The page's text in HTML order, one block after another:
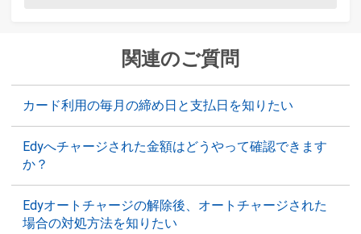
関連のご質問
カード利用の毎月の締め日と支払日を知りたい
Edyへチャージされた金額はどうやって確認できます
か？
Edyオートチャージの解除後、オートチャージされた
場合の対処方法を知りたい